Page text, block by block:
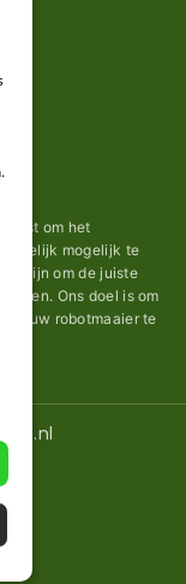
best om het
mogelijk te
zijn om de juiste
Ons doel is om
uw robotmaaier te